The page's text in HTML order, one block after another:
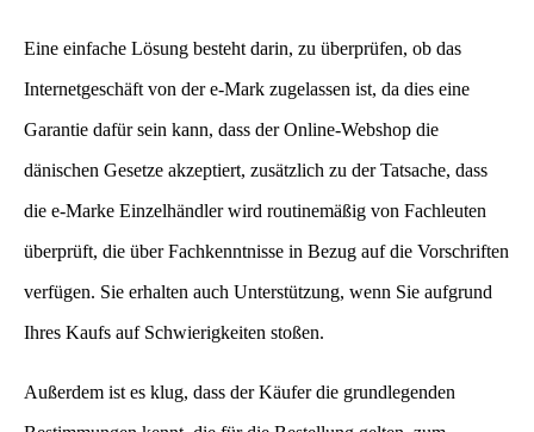
Eine einfache Lösung besteht darin, zu überprüfen, ob das
Internetgeschäft von der e-Mark zugelassen ist, da dies eine
Garantie dafür sein kann, dass der Online-Webshop die
dänischen Gesetze akzeptiert, zusätzlich zu der Tatsache, dass
die e-Marke Einzelhändler wird routinemäßig von Fachleuten
überprüft, die über Fachkenntnisse in Bezug auf die Vorschriften
verfügen. Sie erhalten auch Unterstützung, wenn Sie aufgrund
Ihres Kaufs auf Schwierigkeiten stoßen.
Außerdem ist es klug, dass der Käufer die grundlegenden